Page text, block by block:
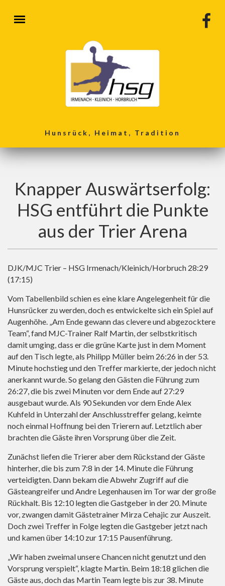
Hunsrück, Heimat, Tradition
Knapper Auswärtserfolg:
HSG entführt die Punkte
aus der Trier Arena
DJK/MJC Trier – HSG Irmenach/Kleinich/Horbruch 28:29
(17:15)
Vom Tabellenbild schien es eine klare Angelegenheit für die
Hunsrücker zu werden, doch es entwickelte sich ein Spiel auf
Augenhöhe. „Am Ende gewann das clevere und abgezocktere
Team“, fand MJC-Trainer Ralf Martin, der selbstkritisch
damit umging, dass er die grüne Karte just in dem Moment
auf den Tisch legte, als Philipp Müller beim 26:26 in der 53.
Minute hochstieg und den Treffer markierte, der jedoch nicht
anerkannt wurde. So gelang den Gästen die Führung zum
26:27, die bis zwei Minuten vor dem Ende auf 27:29
ausgebaut wurde. Als 90 Sekunden vor dem Ende Alex
Kuhfeld in Unterzahl der Anschlusstreffer gelang, keimte
noch einmal Hoffnung bei den Trierern auf. Letztlich aber
brachten die Gäste ihren Vorsprung über die Zeit.
Zunächst liefen die Trierer aber dem Rückstand der Gäste
hinterher, die bis zum 7:8 in der 14. Minute die Führung
verteidigten. Dann bekam die Abwehr Zugriff auf die
Gästeangreifer und Andre Legenhausen im Tor war der große
Rückhalt. Bis 12:10 legten die Gastgeber in der 20. Minute
vor, zwangen damit Gästetrainer Mirza Cehajic zur Auszeit.
Doch zwei Treffer in Folge legten die Gastgeber jetzt nach
und kamen über 14:10 zur 17:15 Pausenführung.
„Wir haben zweimal unsere Chancen nicht genutzt und den
Vorsprung verspielt“, klagte Martin. Beim 18:18 glichen die
Gäste aus, doch das Martin Team legte bis zur 38. Minute